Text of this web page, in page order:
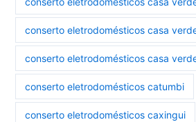
conserto eletrodomésticos casa
conserto eletrodomésticos casa
conserto eletrodomésticos catumbi
conserto eletrodomésticos caxingui